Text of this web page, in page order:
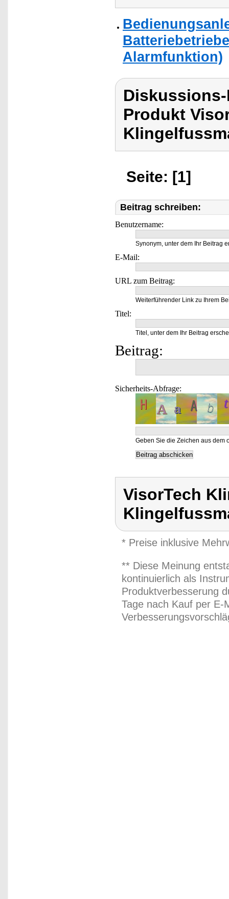
Alarmfunktion)
Produkt
Seite: [1]
Beitrag schreiben:
Benutzername:
Synonym, unter dem Ihr Beitrag
E-Mail:
URL zum Beitrag:
Weiterführender Link zu Ihrem
Titel:
Titel, unter dem Ihr Beitrag
Beitrag:
Sicherheits-Abfrage:
Geben Sie die Zeichen aus dem
VisorTech
* Preise inklusive
** Diese Meinung
kontinuierlich als
Produktverbesserung
Tage nach Kauf per E-